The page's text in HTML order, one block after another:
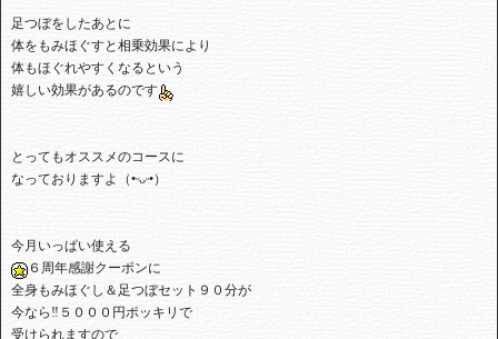
⁡足つぼをしたあとに⁡
⁡体をもみほぐすと相乗効果により⁡
⁡体もほぐれやすくなるという⁡
⁡嬉しい効果があるのです
⁡とってもオススメのコースに⁡
⁡なっておりますよ（•ᵕᴗᵕ•）
⁡今月いっぱい使える⁡
６周年感謝クーポンに
全身もみほぐし＆足つぼセット⁡９０分が
今なら‼️５０００円ポッキリで
受けられますので⁡